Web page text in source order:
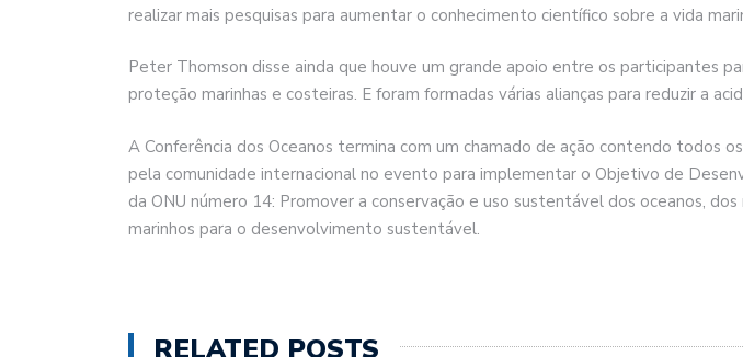
realizar mais pesquisas para aumentar o conhecimento científico sobre a vida
Peter Thomson disse ainda que houve um grande apoio entre os participantes
proteção marinhas e costeiras. E foram formadas várias alianças para reduzir a
A Conferência dos Oceanos termina com um chamado de ação contendo todos
pela comunidade internacional no evento para implementar o Objetivo de
da ONU número 14: Promover a conservação e uso sustentável dos oceanos, dos
marinhos para o desenvolvimento sustentável.
RELATED POSTS